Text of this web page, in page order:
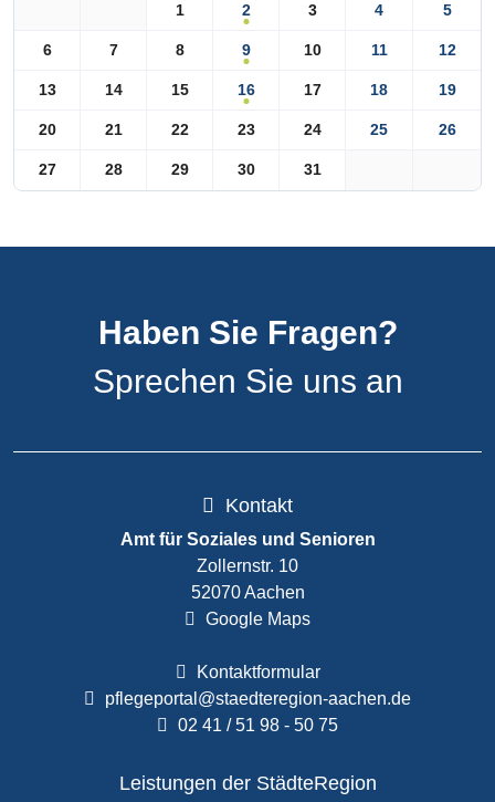
1 2 3 4 5
6 7 8 9 10 11 12
13 14 15 16 17 18 19
20 21 22 23 24 25 26
27 28 29 30 31
Haben Sie Fragen?
Sprechen Sie uns an
Kontakt
Amt für Soziales und Senioren
Zollernstr. 10
52070 Aachen
Google Maps
Kontaktformular
pflegeportal@staedteregion-aachen.de
02 41 / 51 98 - 50 75
Leistungen der StädteRegion